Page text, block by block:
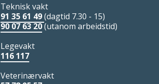
Teknisk vakt
91 35 61 49(dagtid 7.30 - 15)
90 07 63 20(utanom arbeidstid)
Legevakt
116 117
Veterinærvakt